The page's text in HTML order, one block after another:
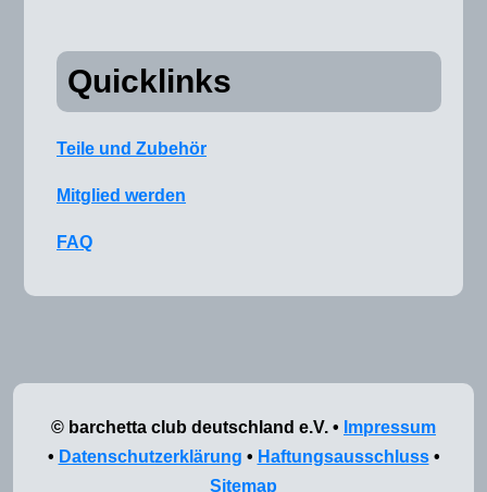
Quicklinks
Teile und Zubehör
Mitglied werden
FAQ
© barchetta club deutschland e.V. • Impressum
• Datenschutzerklärung • Haftungsausschluss•
Sitemap